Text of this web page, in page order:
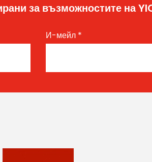
за възможностите на
И-мейл *